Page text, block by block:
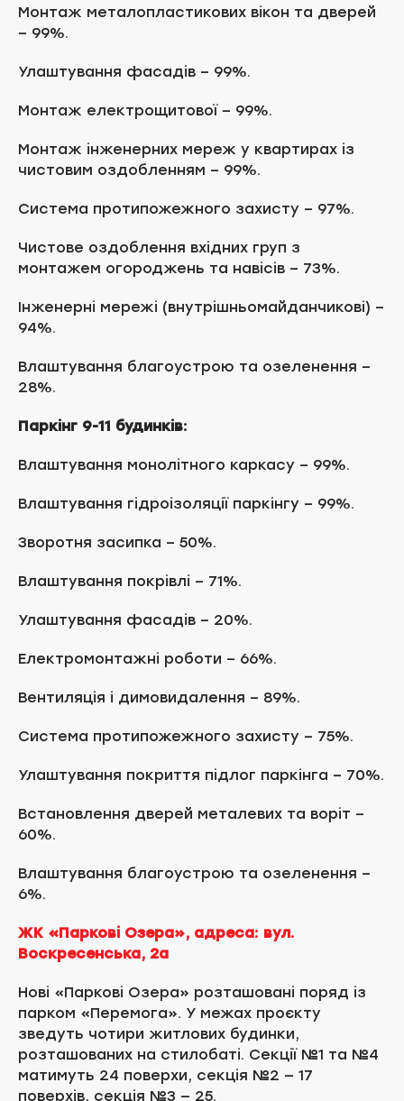
Монтаж металопластикових вікон та дверей
– 99%.
Улаштування фасадів – 99%.
Монтаж електрощитової – 99%.
Монтаж інженерних мереж у квартирах із
чистовим оздобленням – 99%.
Система протипожежного захисту – 97%.
Чистове оздоблення вхідних груп з
монтажем огороджень та навісів – 73%.
Інженерні мережі (внутрішньомайданчикові) –
94%.
Влаштування благоустрою та озеленення –
28%.
Паркінг 9-11 будинків:
Влаштування монолітного каркасу – 99%.
Влаштування гідроізоляції паркінгу – 99%.
Зворотня засипка – 50%.
Влаштування покрівлі – 71%.
Улаштування фасадів – 20%.
Електромонтажні роботи – 66%.
Вентиляція і димовидалення – 89%.
Система протипожежного захисту – 75%.
Улаштування покриття підлог паркінга – 70%.
Встановлення дверей металевих та воріт –
60%.
Влаштування благоустрою та озеленення –
6%.
ЖК «Паркові Озера», адреса: вул.
Воскресенська, 2а
Нові «Паркові Озера» розташовані поряд із
парком «Перемога». У межах проєкту
зведуть чотири житлових будинки,
розташованих на стилобаті. Секції №1 та №4
матимуть 24 поверхи, секція №2 — 17
поверхів, секція №3 — 25.